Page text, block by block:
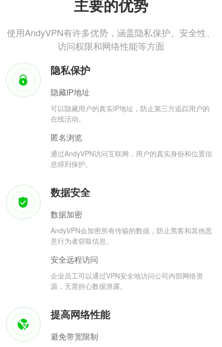
主要的优势
使用AndyVPN有许多优势，涵盖隐私保护、安全性、
访问权限和网络性能等方面
隐私保护
隐藏IP地址
可以隐藏用户的真实IP地址，防止第三方追踪用户的
在线活动。
匿名浏览
通过AndyVPN访问互联网，用户的真实身份和位置信
息得到保护。
数据安全
数据加密
AndyVPN会加密所有传输的数据，防止黑客和其他恶
意行为者窃取信息。
安全远程访问
企业员工可以通过VPN安全地访问公司内部网络资
源，无需担心数据泄露。
提高网络性能
避免带宽限制